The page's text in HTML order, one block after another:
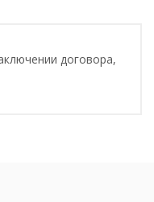
договора,